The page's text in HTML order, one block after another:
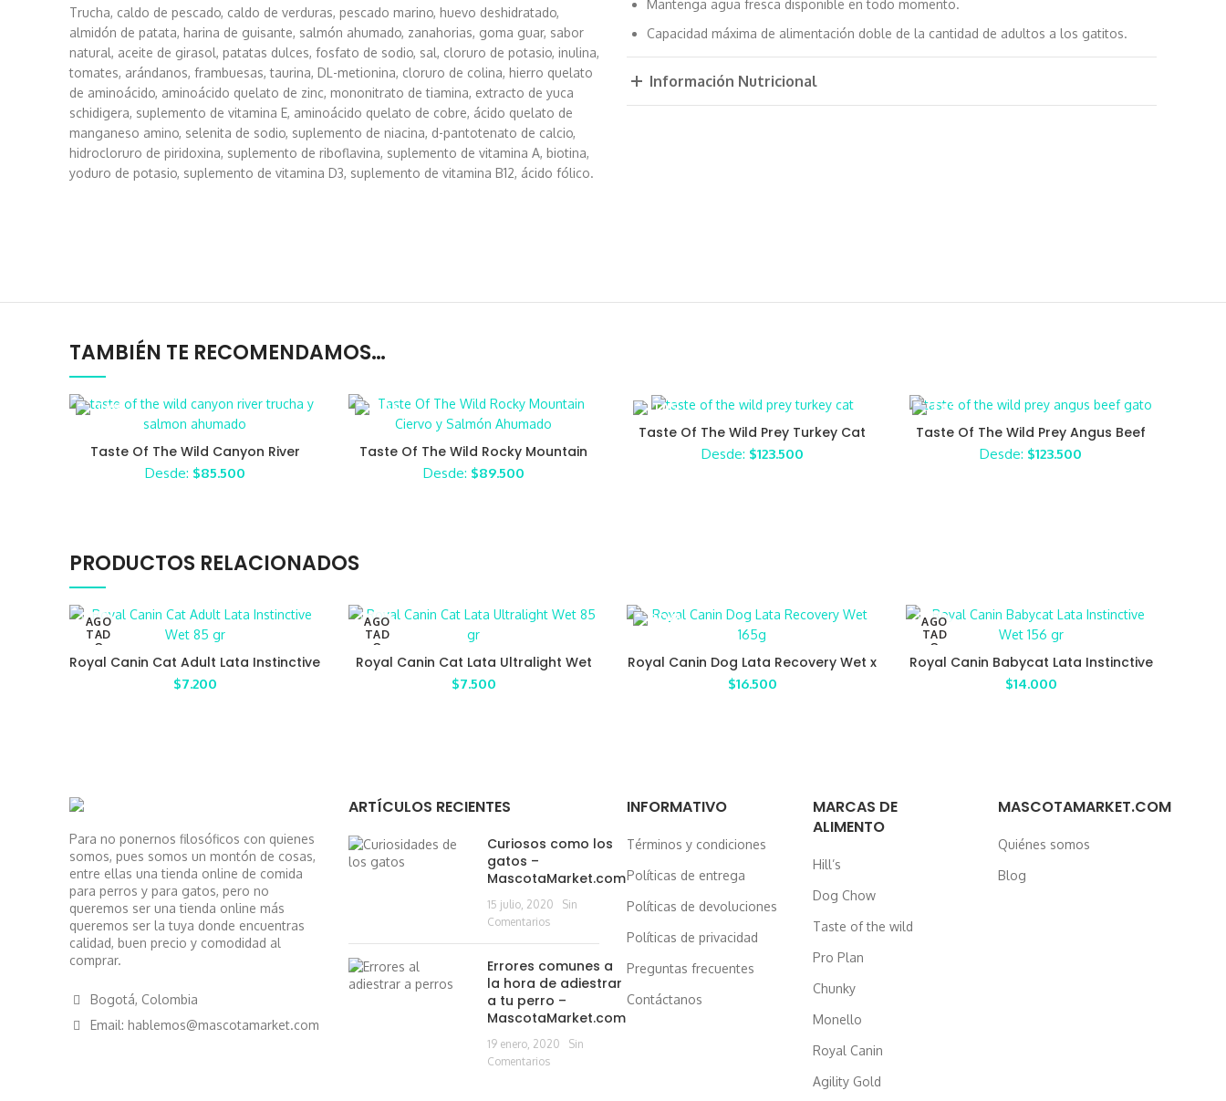
Trucha, caldo de pescado, caldo de verduras, pescado marino, huevo deshidratado,
almidón de patata, harina de guisante, salmón ahumado, zanahorias, goma guar, sabor
natural, aceite de girasol, patatas dulces, fosfato de sodio, sal, cloruro de potasio, inulina,
tomates, arándanos, frambuesas, taurina, DL-metionina, cloruro de colina, hierro quelato
de aminoácido, aminoácido quelato de zinc, mononitrato de tiamina, extracto de yuca
schidigera, suplemento de vitamina E, aminoácido quelato de cobre, ácido quelato de
manganeso amino, selenita de sodio, suplemento de niacina, d-pantotenato de calcio,
hidrocloruro de piridoxina, suplemento de riboflavina, suplemento de vitamina A, biotina,
yoduro de potasio, suplemento de vitamina D3, suplemento de vitamina B12, ácido fólico.
Mantenga agua fresca disponible en todo momento.
Capacidad máxima de alimentación doble de la cantidad de adultos a los gatitos.
Información Nutricional
TAMBIÉN TE RECOMENDAMOS…
Taste Of The Wild Canyon River
Trucha y Salmón Ahumado
Desde: $85.500
Taste Of The Wild Rocky Mountain
Ciervo y Salmón Ahumado
Desde: $89.500
Taste Of The Wild Prey Turkey Cat
Desde: $123.500
Taste Of The Wild Prey Angus Beef
Gato
Desde: $123.500
PRODUCTOS RELACIONADOS
AGO
TAD
O
Royal Canin Cat Adult Lata Instinctive
Wet 85 gr
$7.200
AGO
TAD
O
Royal Canin Cat Lata Ultralight Wet
85 gr
$7.500
Royal Canin Dog Lata Recovery Wet x
165g
$16.500
AGO
TAD
O
Royal Canin Babycat Lata Instinctive
Wet 156 gr
$14.000
Para no ponernos filosóficos con quienes
somos, pues somos un montón de cosas,
entre ellas una tienda online de comida
para perros y para gatos, pero no
queremos ser una tienda online más
queremos ser la tuya donde encuentras
calidad, buen precio y comodidad al
comprar.
Bogotá, Colombia
Email: hablemos@mascotamarket.com
ARTÍCULOS RECIENTES
Curiosos como los
gatos –
MascotaMarket.com
15 julio, 2020
Sin
Comentarios
Errores comunes a
la hora de adiestrar
a tu perro –
MascotaMarket.com
19 enero, 2020
Sin
Comentarios
INFORMATIVO
Términos y condiciones
Políticas de entrega
Políticas de devoluciones
Políticas de privacidad
Preguntas frecuentes
Contáctanos
MARCAS DE
ALIMENTO
Hill’s
Dog Chow
Taste of the wild
Pro Plan
Chunky
Monello
Royal Canin
Agility Gold
MASCOTAMARKET.COM
Quiénes somos
Blog